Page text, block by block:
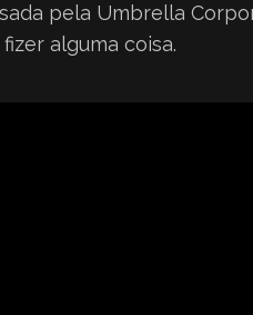
pela Umbrella
alguma coisa.